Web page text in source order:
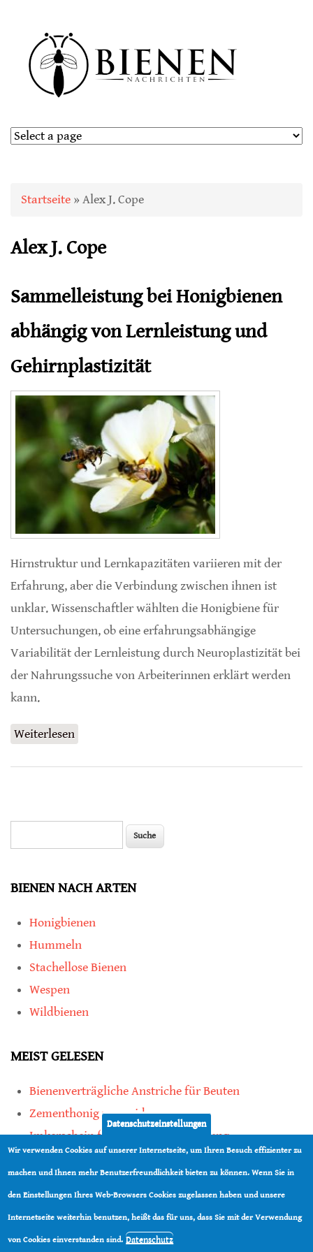
Sie sind hier
Startseite » Alex J. Cope
Alex J. Cope
Sammelleistung bei Honigbienen
abhängig von Lernleistung und
Gehirnplastizität
Hirnstruktur und Lernkapazitäten variieren mit der
Erfahrung, aber die Verbindung zwischen ihnen ist
unklar. Wissenschaftler wählten die Honigbiene für
Untersuchungen, ob eine erfahrungsabhängige
Variabilität der Lernleistung durch Neuroplastizität bei
der Nahrungssuche von Arbeiterinnen erklärt werden
kann.
Weiterlesen
BIENEN NACH ARTEN
Honigbienen
Hummeln
Stachellose Bienen
Wespen
Wildbienen
MEIST GELESEN
Bienenverträgliche Anstriche für Beuten
Zementhonig vermeiden
Imkerschein für Honigbienen-Haltung
Kauf von Mittelwänden ist Vertrauenssache
teilen
Datenschutzeinstellungen
Wir verwenden Cookies auf unserer Internetseite, um Ihren Besuch effizienter zu
machen und Ihnen mehr Benutzerfreundlichkeit bieten zu können. Wenn Sie in
den Einstellungen Ihres Web-Browsers Cookies zugelassen haben und unsere
Internetseite weiterhin benutzen, heißt das für uns, dass Sie mit der Verwendung
von Cookies einverstanden sind. Datenschutz